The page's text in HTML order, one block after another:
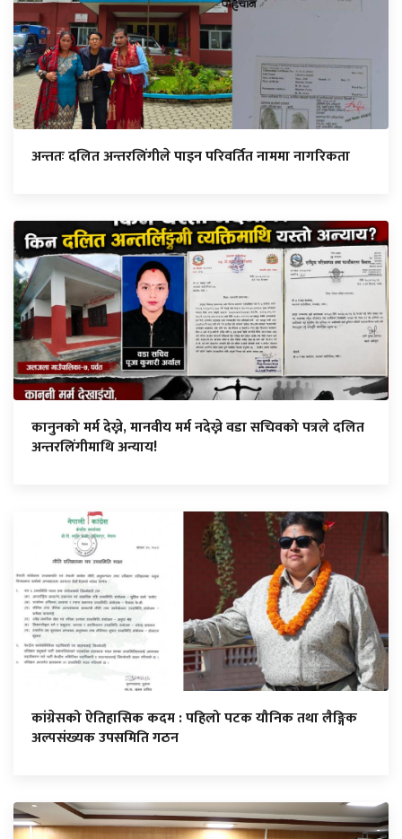
अन्ततः दलित अन्तरलिंगीले पाइन परिवर्तित नाममा नागरिकता
कानुनको मर्म देख्ने, मानवीय मर्म नदेख्ने वडा सचिवको पत्रले दलित
अन्तरलिंगीमाथि अन्याय!
कांग्रेसको ऐतिहासिक कदम : पहिलो पटक यौनिक तथा लैङ्गिक
अल्पसंख्यक उपसमिति गठन